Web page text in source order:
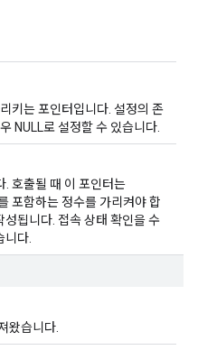
키는 포인터입니다. 설정의 존
NULL로 설정할 수 있습니다.
. 호출될 때 이 포인터는
포함하는 정수를 가리켜야 합
성됩니다. 접속 상태 확인을 수
니다.
왔습니다.